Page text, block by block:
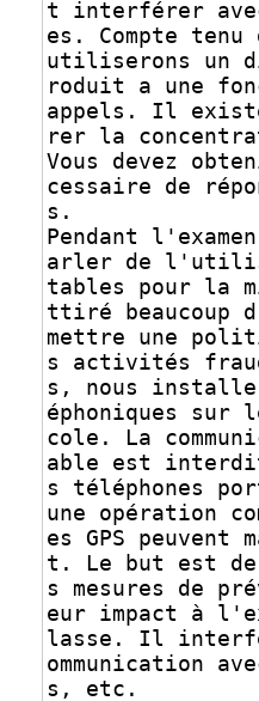
t interférer
es. Compte
utiliserons un
roduit a une
appels. Il
rer la
Vous devez
cessaire de
s.
Pendant
arler de
tables pour la
ttiré beaucoup
mettre une
s activités
s, nous
éphoniques sur
cole. La
able est
s téléphones
une opération
es GPS
t. Le but est
s mesures de
eur impact à
lasse. Il
ommunication
s, etc.